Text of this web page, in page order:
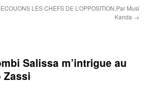
LES CHEFS DE L’OPPOSITION.Par Musi
Kanda →
Salissa m’intrigue au
Zassi